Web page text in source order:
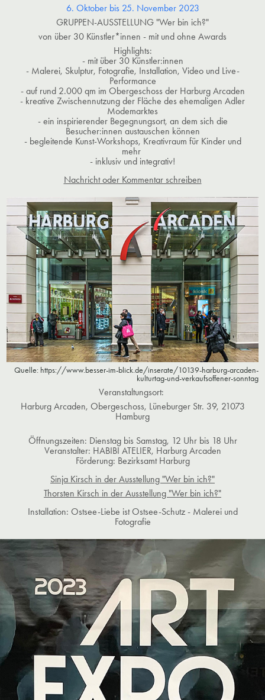
6. Oktober bis 25. November 2023
GRUPPEN-AUSSTELLUNG "Wer bin ich?"
von über 30 Künstler*innen - mit und ohne Awards
Highlights:
- mit über 30 Künstler:innen
- Malerei, Skulptur, Fotografie, Installation, Video und Live-
Performance
- auf rund 2.000 qm im Obergeschoss der Harburg Arcaden
- kreative Zwischennutzung der Fläche des ehemaligen Adler
Modemarktes
- ein inspirierender Begegnungsort, an dem sich die
Besucher:innen austauschen können
- begleitende Kunst-Workshops, Kreativraum für Kinder und
mehr
- inklusiv und integrativ!
Nachricht oder Kommentar schreiben
Quelle: https://www.besser-im-blick.de/inserate/10139-harburg-arcaden-
kulturtag-und-verkaufsoffener-sonntag
Veranstaltungsort:
Harburg Arcaden, Obergeschoss, Lüneburger Str. 39, 21073
Hamburg
Öffnungszeiten: Dienstag bis Samstag, 12 Uhr bis 18 Uhr
Veranstalter: HABIBI ATELIER, Harburg Arcaden
Förderung: Bezirksamt Harburg
Sinja Kirsch in der Ausstellung "Wer bin ich?"
Thorsten Kirsch in der Ausstellung "Wer bin ich?"
​​​​​​​Installation: Ostsee-Liebe ist Ostsee-Schutz - Malerei und
Fotografie​​​​​​​